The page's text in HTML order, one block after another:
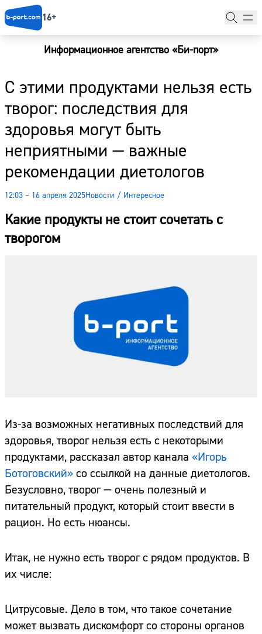
16+
Информационное агентство «Би-порт»
С этими продуктами нельзя есть
творог: последствия для
здоровья могут быть
неприятными — важные
рекомендации диетологов
12:03 – 16 апреля 2025Новости / Интересное
Какие продукты не стоит сочетать с
творогом
Из-за возможных негативных последствий для
здоровья, творог нельзя есть с некоторыми
продуктами, рассказал автор канала «Игорь
Ботоговский» со ссылкой на данные диетологов.
Безусловно, творог — очень полезный и
питательный продукт, который стоит ввести в
рацион. Но есть нюансы.
Итак, не нужно есть творог с рядом продуктов. В
их числе:
Цитрусовые. Дело в том, что такое сочетание
может вызвать дискомфорт со стороны органов
Новости
Наши гости
Фоторепортажи
Погода
Курсы валют